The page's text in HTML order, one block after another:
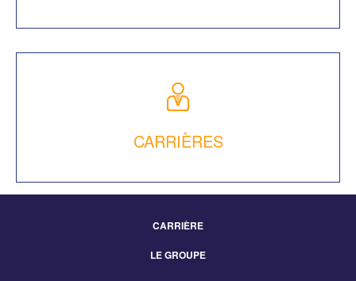
CARRIÈRES
CARRIÈRE
LE GROUPE